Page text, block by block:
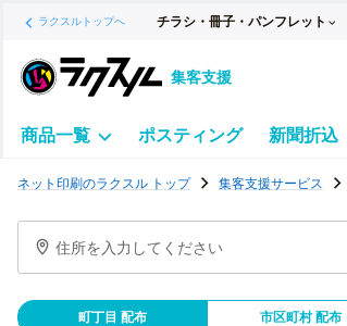
ラクスルトップへ チラシ・冊子・パンフレット
集客支援
商品一覧 ポスティング 新聞折込
テ
グ
ネット印刷のラクスル トップ 集客支援サービス
住所を入力してください
町丁目 配布 市区町村 配布